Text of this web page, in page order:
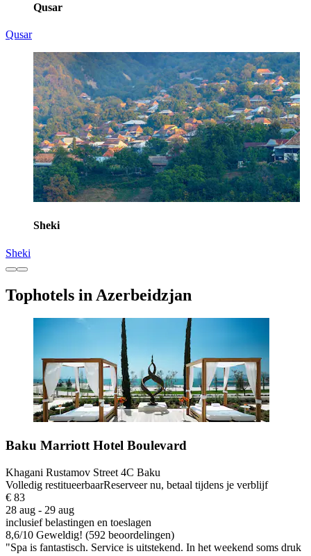
Qusar
Qusar
Sheki
Sheki
Tophotels in Azerbeidzjan
Baku Marriott Hotel Boulevard
Khagani Rustamov Street 4C Baku
Volledig restitueerbaarReserveer nu, betaal tijdens je verblijf
€ 83
28 aug - 29 aug
inclusief belastingen en toeslagen
8,6/10 Geweldig! (592 beoordelingen)
"Spa is fantastisch. Service is uitstekend. In het weekend soms druk